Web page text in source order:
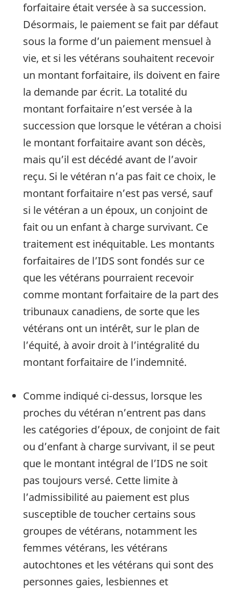
forfaitaire était versée à sa succession.
Désormais, le paiement se fait par défaut
sous la forme d’un paiement mensuel à
vie, et si les vétérans souhaitent recevoir
un montant forfaitaire, ils doivent en faire
la demande par écrit. La totalité du
montant forfaitaire n’est versée à la
succession que lorsque le vétéran a choisi
le montant forfaitaire avant son décès,
mais qu’il est décédé avant de l’avoir
reçu. Si le vétéran n’a pas fait ce choix, le
montant forfaitaire n’est pas versé, sauf
si le vétéran a un époux, un conjoint de
fait ou un enfant à charge survivant. Ce
traitement est inéquitable. Les montants
forfaitaires de l’IDS sont fondés sur ce
que les vétérans pourraient recevoir
comme montant forfaitaire de la part des
tribunaux canadiens, de sorte que les
vétérans ont un intérêt, sur le plan de
l’équité, à avoir droit à l’intégralité du
montant forfaitaire de l’indemnité.
Comme indiqué ci-dessus, lorsque les
proches du vétéran n’entrent pas dans
les catégories d’époux, de conjoint de fait
ou d’enfant à charge survivant, il se peut
que le montant intégral de l’IDS ne soit
pas toujours versé. Cette limite à
l’admissibilité au paiement est plus
susceptible de toucher certains sous
groupes de vétérans, notamment les
femmes vétérans, les vétérans
autochtones et les vétérans qui sont des
personnes gaies, lesbiennes et